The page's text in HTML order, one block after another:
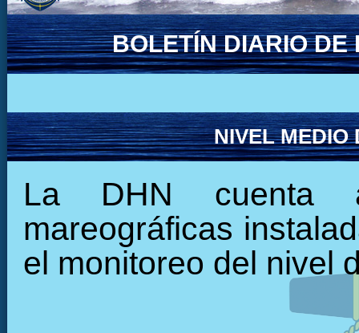
BOLETÍN DIARIO DE
NIVEL MEDIO
La DHN cuenta
mareográficas
el monitoreo del nivel